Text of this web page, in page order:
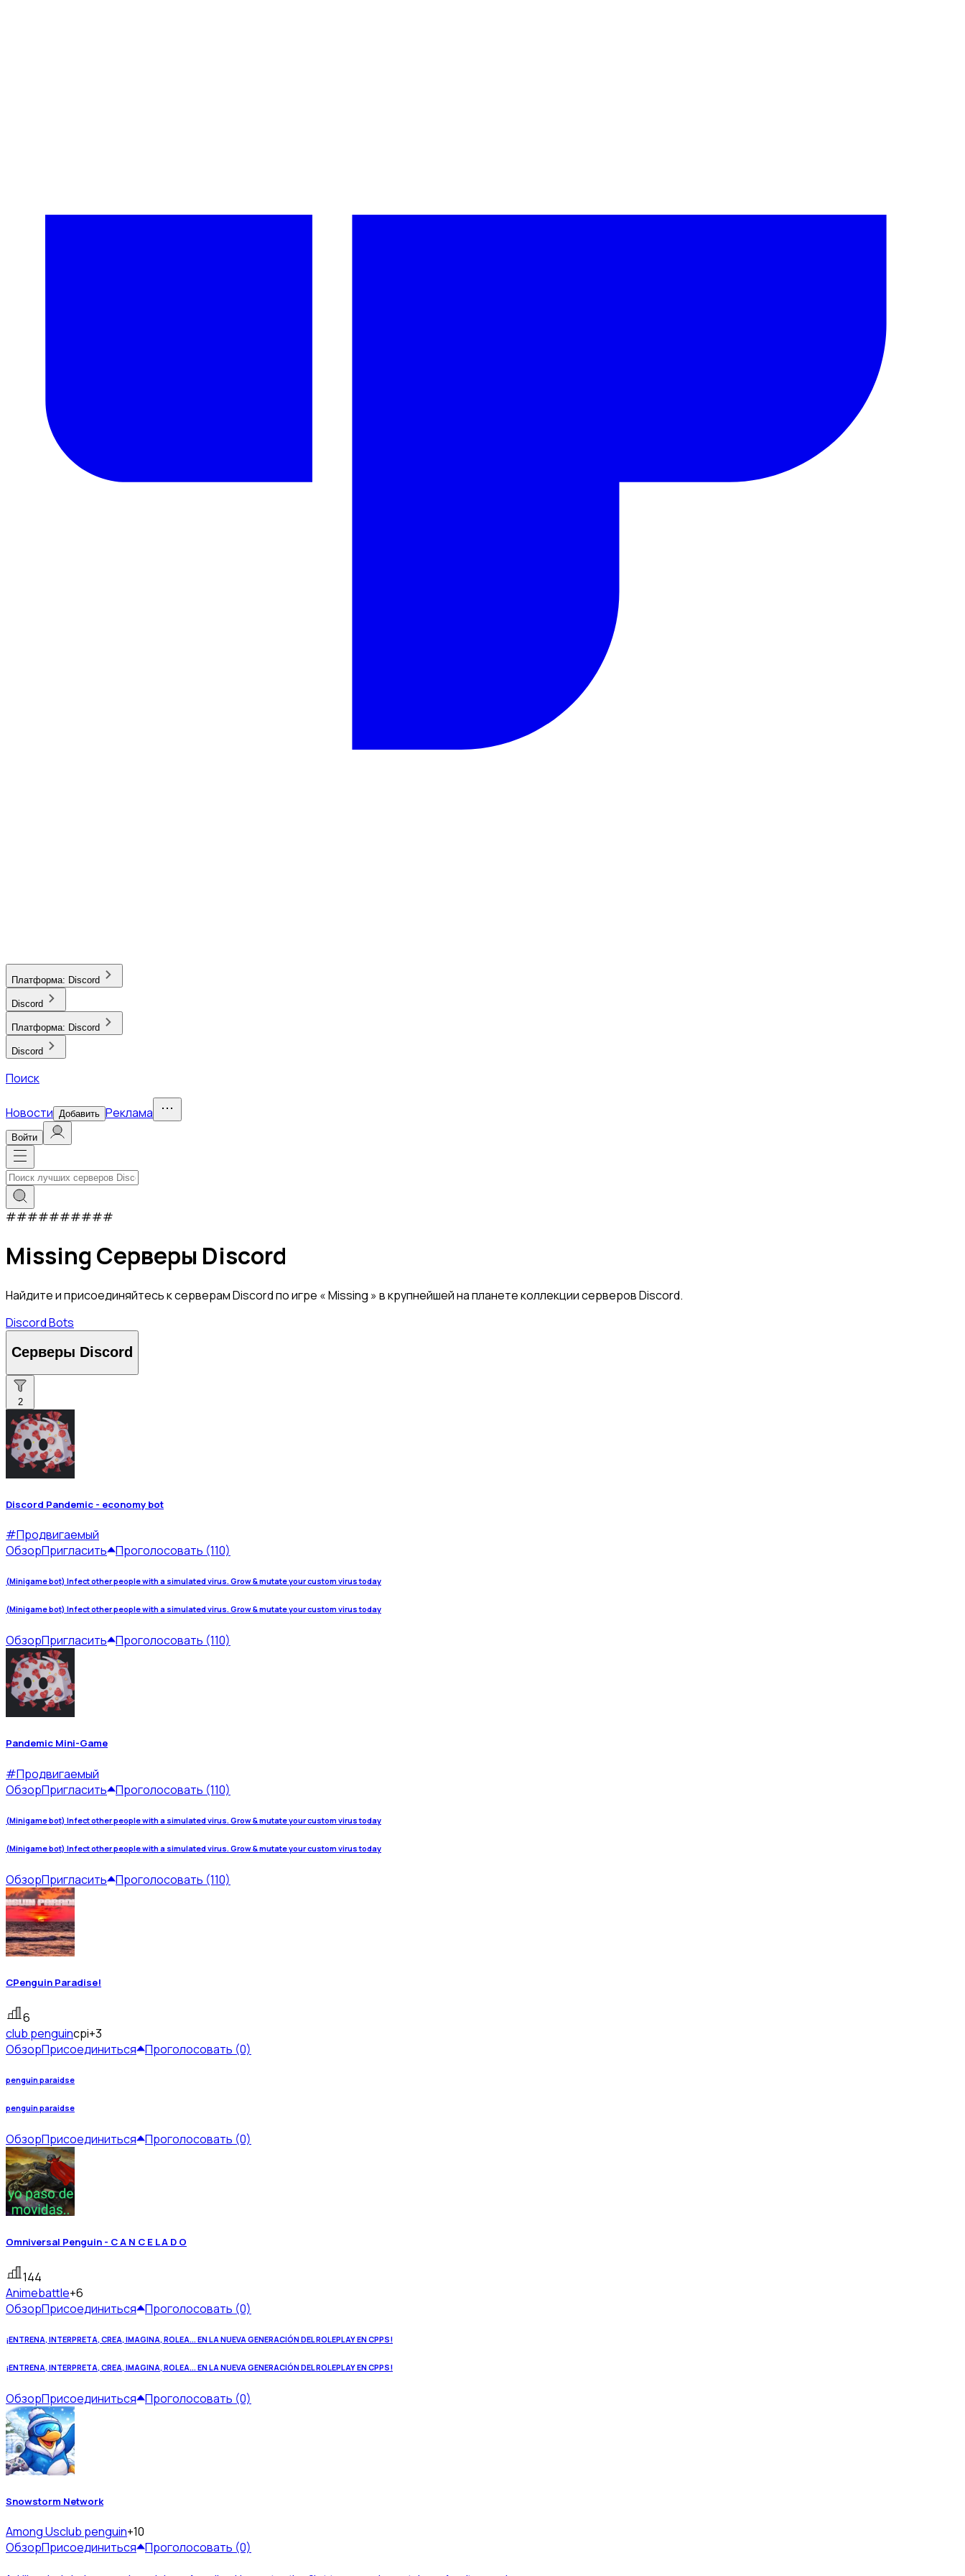
Платформа: Discord
Discord
Платформа: Discord
Discord
Поиск
Новости Добавить Реклама
Войти
##########
Missing Серверы Discord
Найдите и присоединяйтесь к серверам Discord по игре « Missing » в крупнейшей на планете коллекции серверов Discord.
Discord Bots
Серверы Discord
2
Discord Pandemic - economy bot
#Продвигаемый
ОбзорПригласить Проголосовать (110)
(Minigame bot) Infect other people with a simulated virus. Grow & mutate your custom virus today
(Minigame bot) Infect other people with a simulated virus. Grow & mutate your custom virus today
ОбзорПригласить Проголосовать (110)
Pandemic Mini-Game
#Продвигаемый
ОбзорПригласить Проголосовать (110)
(Minigame bot) Infect other people with a simulated virus. Grow & mutate your custom virus today
(Minigame bot) Infect other people with a simulated virus. Grow & mutate your custom virus today
ОбзорПригласить Проголосовать (110)
CPenguin Paradise!
6
club penguincpi+3
ОбзорПрисоединиться Проголосовать (0)
penguin paraidse
penguin paraidse
ОбзорПрисоединиться Проголосовать (0)
Omniversal Penguin - C A N C E L A D O
144
Animebattle+6
ОбзорПрисоединиться Проголосовать (0)
¡ENTRENA, INTERPRETA, CREA, IMAGINA, ROLEA... EN LA NUEVA GENERACIÓN DEL ROLEPLAY EN CPPS!
¡ENTRENA, INTERPRETA, CREA, IMAGINA, ROLEA... EN LA NUEVA GENERACIÓN DEL ROLEPLAY EN CPPS!
ОбзорПрисоединиться Проголосовать (0)
Snowstorm Network
Among Usclub penguin+10
ОбзорПрисоединиться Проголосовать (0)